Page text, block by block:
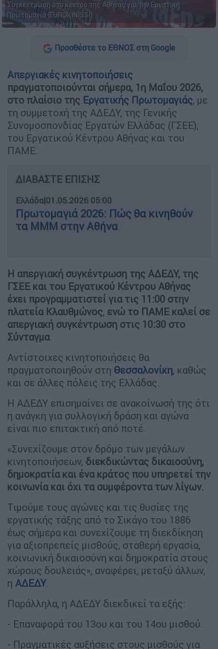
Συγκέντρωση στο κέντρο της Αθήνας για την Εργατική
Πρωτομαγιά (EUROKINISSI)
Προσθέστε το ΕΘΝΟΣ στη Google
Απεργιακές κινητοποιήσεις
πραγματοποιούνται σήμερα, 1η Μαΐου 2026,
στο πλαίσιο της Εργατικής Πρωτομαγιάς, με
τη συμμετοχή της ΑΔΕΔΥ, της Γενικής
Συνομοσπονδίας Εργατών Ελλάδας (ΓΣΕΕ),
του Εργατικού Κέντρου Αθήνας και του
ΠΑΜΕ.
ΔΙΑΒΑΣΤΕ ΕΠΙΣΗΣ
Ελλάδα|01.05.2026 05:00
Πρωτομαγιά 2026: Πώς θα κινηθούν
τα ΜΜΜ στην Αθήνα
Η απεργιακή συγκέντρωση της ΑΔΕΔΥ, της
ΓΣΕΕ και του Εργατικού Κέντρου Αθήνας
έχει προγραμματιστεί για τις 11:00 στην
πλατεία Κλαυθμώνος, ενώ το ΠΑΜΕ καλεί σε
απεργιακή συγκέντρωση στις 10:30 στο
Σύνταγμα.
Αντίστοιχες κινητοποιήσεις θα
πραγματοποιηθούν στη Θεσσαλονίκη, καθώς
και σε άλλες πόλεις της Ελλάδας.
Η ΑΔΕΔΥ επισημαίνει σε ανακοίνωσή της ότι
η ανάγκη για συλλογική δράση και αγώνα
είναι πιο επιτακτική από ποτέ.
«Συνεχίζουμε στον δρόμο των μεγάλων
κινητοποιήσεων, διεκδικώντας δικαιοσύνη,
δημοκρατία και ένα κράτος που υπηρετεί την
κοινωνία και όχι τα συμφέροντα των λίγων.
Τιμούμε τους αγώνες και τις θυσίες της
εργατικής τάξης από το Σικάγο του 1886
έως σήμερα και συνεχίζουμε τη διεκδίκηση
για αξιοπρεπείς μισθούς, σταθερή εργασία,
κοινωνική δικαιοσύνη και δημοκρατία στους
χώρους δουλειάς», αναφέρει, μεταξύ άλλων,
η ΑΔΕΔΥ.
Παράλληλα, η ΑΔΕΔΥ διεκδικεί τα εξής:
- Επαναφορά του 13ου και του 14ου μισθού.
- Πραγματικές αυξήσεις στους μισθούς για